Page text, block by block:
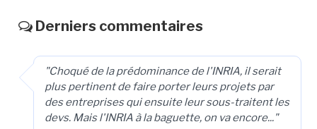
Derniers commentaires
"Choqué de la prédominance de l'INRIA, il serait
plus pertinent de faire porter leurs projets par
des entreprises qui ensuite leur sous-traitent les
devs. Mais l'INRIA à la baguette, on va encore..."